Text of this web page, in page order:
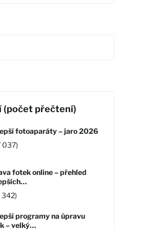
(počet přečtení)
fotoaparáty – jaro 2026
037)
fotek online – přehled
342)
programy na úpravu
– velký…